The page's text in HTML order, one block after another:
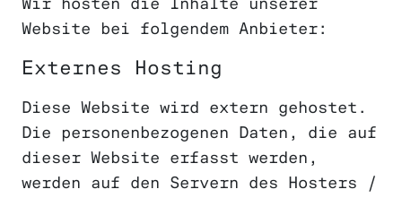
Website bei folgendem Anbieter:
Externes Hosting
Diese Website wird extern gehostet.
Die personenbezogenen Daten, die auf
dieser Website erfasst werden,
werden auf den Servern des Hosters /